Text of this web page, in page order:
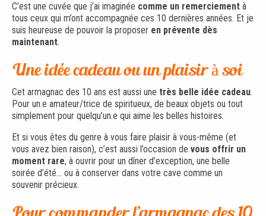
C’est une cuvée que j’ai imaginée comme un remerciement à
tous ceux qui m’ont accompagnée ces 10 dernières années. Et je
suis heureuse de pouvoir la proposer en prévente dès
maintenant.
Une idée cadeau ou un plaisir à soi
Cet armagnac des 10 ans est aussi une très belle idée cadeau.
Pour un.e amateur/trice de spiritueux, de beaux objets ou tout
simplement pour quelqu’un.e qui aime les belles histoires.
Et si vous êtes du genre à vous faire plaisir à vous-même (et
vous avez bien raison), c’est aussi l’occasion de vous offrir un
moment rare, à ouvrir pour un dîner d’exception, une belle
soirée d’été… ou à conserver dans votre cave comme un
souvenir précieux.